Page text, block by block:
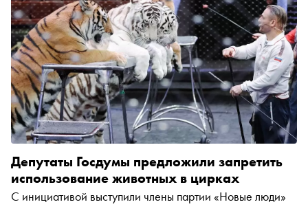
Депутаты Госдумы предложили запретить
использование животных в цирках
С инициативой выступили члены партии «Новые люди»